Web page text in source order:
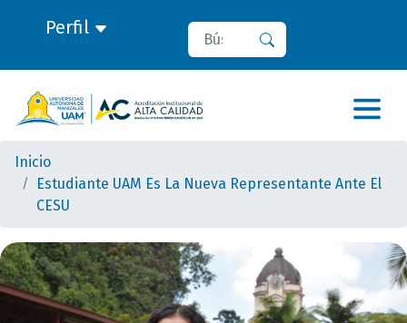
Perfil Buscar
Inicio
Estudiante UAM Es La Nueva Representante Ante El
CESU